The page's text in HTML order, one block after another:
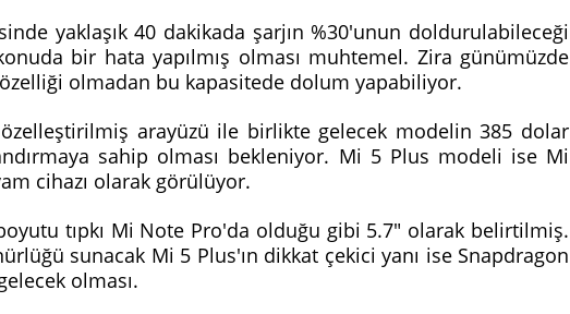
yaklaşık 40 dakikada şarjın %30'unun doldurulabileceği
bir hata yapılmış olması muhtemel. Zira günümüzde
özelliği olmadan bu kapasitede dolum yapabiliyor.
arayüzü ile birlikte gelecek modelin 385 dolar
sahip olması bekleniyor. Mi 5 Plus modeli ise Mi
cihazı olarak görülüyor.
tıpkı Mi Note Pro'da olduğu gibi 5.7" olarak belirtilmiş.
sunacak Mi 5 Plus'ın dikkat çekici yanı ise Snapdragon
olması.